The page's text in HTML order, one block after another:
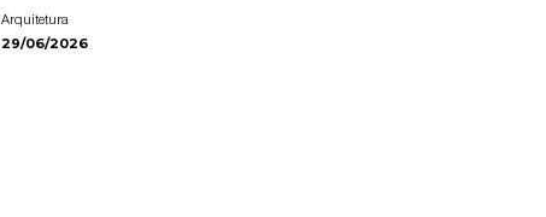
Arquitetura
29/06/2026